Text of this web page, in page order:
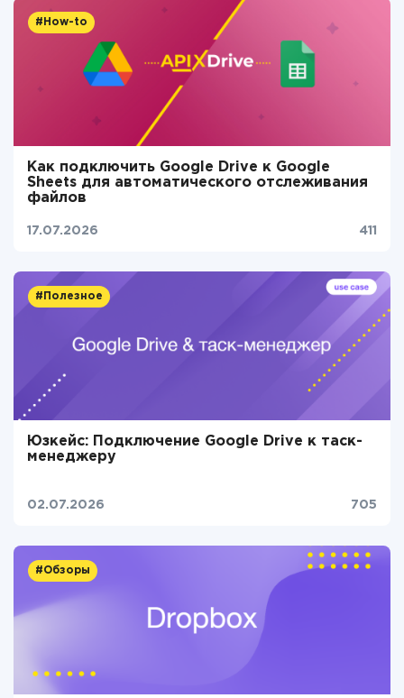
#How-to
Как подключить Google Drive к Google
Sheets для автоматического отслеживания
файлов
17.07.2026 411
#Полезное
Юзкейс: Подключение Google Drive к таск-
менеджеру
02.07.2026 705
#Обзоры